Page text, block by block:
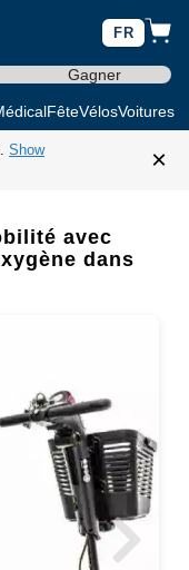
FR
Gagner
FêteVélosVoitures
Show
×
avec
dans